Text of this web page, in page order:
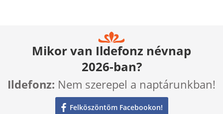
Mikor van Ildefonz névnap
2026-ban?
Ildefonz: Nem szerepel a naptárunkban!
Felköszöntöm Facebookon!